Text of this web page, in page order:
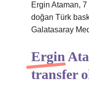
Ergin Ataman, 7
doğan Türk
Galatasaray
Ergin
transfer